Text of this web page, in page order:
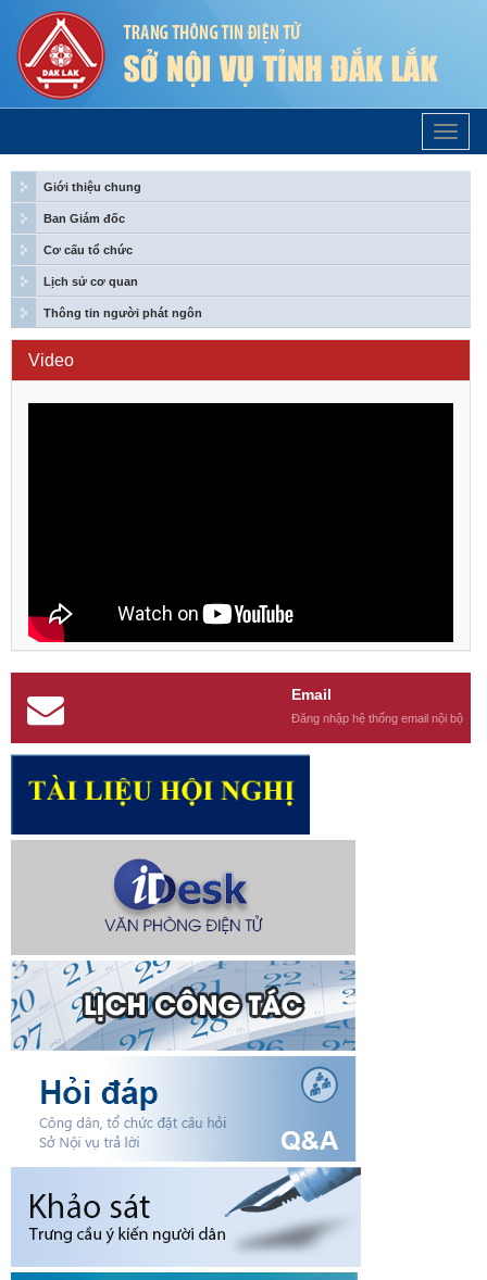
Trang
Chủ
Giới thiệu chung
Ban Giám đốc
Cơ cấu tổ chức
Lịch sử cơ quan
Thông tin người phát ngôn
Video
Email
Đăng nhập hệ thống email nội bộ